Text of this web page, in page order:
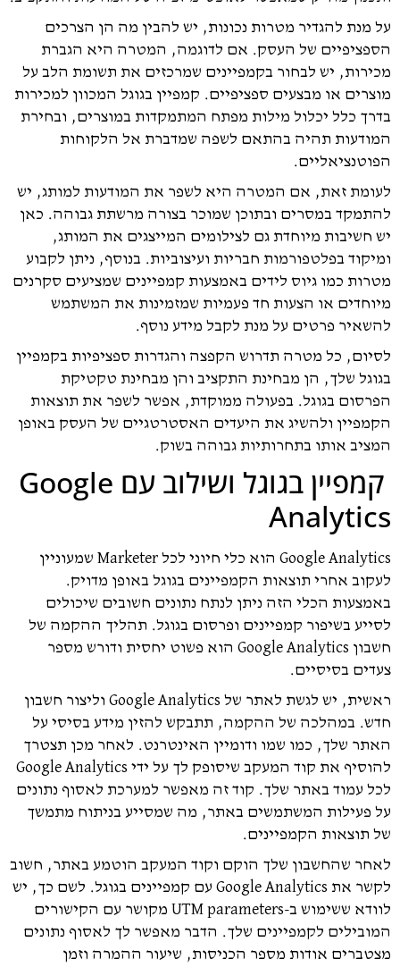
על מנת להגדיר מטרות נכונות, יש להבין מה הן הצרכים
הספציפיים של העסק. אם לדוגמה, המטרה היא הגברת
מכירות, יש לבחור בקמפיינים שמרכזים את תשומת הלב על
מוצרים או מבצעים ספציפיים. קמפיין בגוגל המכוון למכירות
בדרך כלל יכלול מילות מפתח המתמקדות במוצרים, ובחירת
המודעות תהיה בהתאם לשפה שמדברת אל הלקוחות
הפוטנציאליים.
לעומת זאת, אם המטרה היא לשפר את המודעות למותג, יש
להתמקד במסרים ובתוכן שמוכר בצורה מרשתת גבוהה. כאן
יש חשיבות מיוחדת גם לצילומים המייצגים את המותג,
ומיקוד בפלטפורמות חבריות ועיצוביות. בנוסף, ניתן לקבוע
מטרות כמו גיוס לידים באמצעות קמפיינים שמציעים סקרנים
מיוחדים או הצעות חד פעמיות שמזמינות את המשתמש
להשאיר פרטים על מנת לקבל מידע נוסף.
לסיום, כל מטרה תדרוש הקפצה והגדרות ספציפיות בקמפיין
בגוגל שלך, הן מבחינת התקציב והן מבחינת טקטיקת
הפרסום בגוגל. בפעולה ממוקדת, אפשר לשפר את תוצאות
הקמפיין ולהשיג את היעדים האסטרטגיים של העסק באופן
המציב אותו בתחרותיות גבוהה בשוק.
קמפיין בגוגל ושילוב עם Google
Analytics
Google Analytics הוא כלי חיוני לכל Marketer שמעוניין
לעקוב אחרי תוצאות הקמפיינים בגוגל באופן מדויק.
באמצעות הכלי הזה ניתן לנתח נתונים חשובים שיכולים
לסייע בשיפור קמפיינים ופרסום בגוגל. תהליך ההקמה של
חשבון Google Analytics הוא פשוט יחסית ודורש מספר
צעדים בסיסיים.
ראשית, יש לגשת לאתר של Google Analytics וליצור חשבון
חדש. במהלכה של ההקמה, תתבקש להזין מידע בסיסי על
האתר שלך, כמו שמו ודומיין האינטרנט. לאחר מכן תצטרך
להוסיף את קוד המעקב שיסופק לך על ידי Google Analytics
לכל עמוד באתר שלך. קוד זה מאפשר למערכת לאסוף נתונים
על פעילות המשתמשים באתר, מה שמסייע בניתוח מתמשך
של תוצאות הקמפיינים.
לאחר שהחשבון שלך הוקם וקוד המעקב הוטמע באתר, חשוב
לקשר את Google Analytics עם קמפיינים בגוגל. לשם כך, יש
לוודא ששימוש ב-UTM parameters מקושר עם הקישורים
המובילים לקמפיינים שלך. הדבר מאפשר לך לאסוף נתונים
מצטברים אודות מספר הכניסות, שיעור ההמרה וזמן